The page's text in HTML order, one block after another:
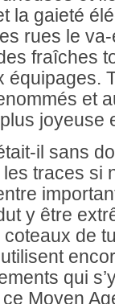
la gaieté
rues le
fraîches
équipages.
et
joyeuse
il sans
traces si
y être
de
qui
Moyen